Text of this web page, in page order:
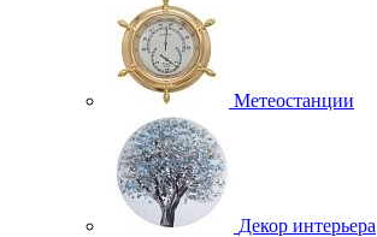
Метеостанции
Декор интерьера